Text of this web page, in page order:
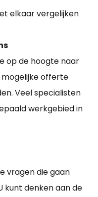
elkaar vergelijken
op de hoogte naar
offerte
Veel specialisten
werkgebied in
vragen die gaan
kunt denken aan de